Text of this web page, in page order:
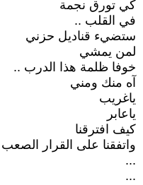
كي تورق نجمة
في القلب ..
ستضيء قناديل حزني
لمن يمشي
خوفا ظلمة هذا الدرب ..
آه منك ومني
ياغريب
ياعابر
كيف افترقنا
واتفقنا على القرار
...
...